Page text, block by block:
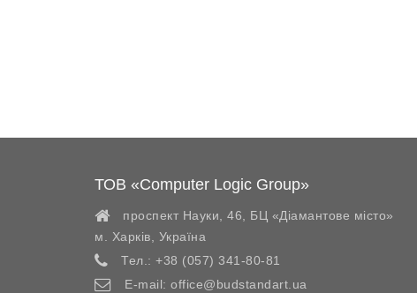
ТОВ «Computer Logic Group»
проспект Науки, 46, БЦ «Діамантове місто»
м. Харків
Україна
Тел.: +38 (057) 341-80-81
E-mail: office@budstandart.ua